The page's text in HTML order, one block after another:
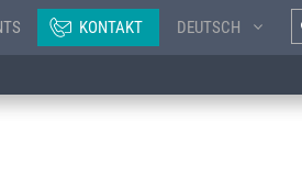
KONTAKT DEUTSCH